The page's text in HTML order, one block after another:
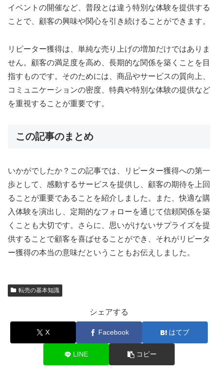
イベントの開催など、普段とは違う特別な体験を提供する
ことで、顧客の興味や関心を引き続けることができます。
リピーター獲得は、単純な売り上げの増加だけではありま
せん。顧客の満足度を高め、長期的な関係を築くことを目
指すものです。そのためには、商品やサービスの質向上、
コミュニケーションの密度、特典や特別な体験の提供など
を重視することが重要です。
この記事のまとめ
いかがでしたか？この記事では、リピーター獲得への第一
歩として、感動するサービスを提供し、顧客の期待を上回
ることが重要であることを紹介しました。また、快適な購
入体験を演出し、定期的なフォローを通じて信頼関係を築
くことも大切です。さらに、思いがけないサプライズを提
供することで顧客を喜ばせることができ、それがリピータ
ー獲得の本当の意味だということもお伝えしました。
転売の基本知識
シェアする
X Facebook はてブ
LINE コピー